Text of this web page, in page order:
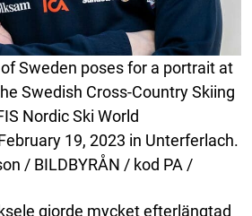
Sweden poses for a portrait at
Swedish Cross-Country Skiing
Nordic Ski World
19, 2023 in Unterferlach.
/ BILDBYRÅN / kod PA /
gjorde mycket efterlängtad